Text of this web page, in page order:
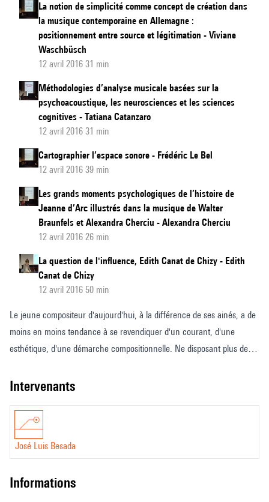
La notion de simplicité comme concept de création dans
la musique contemporaine en Allemagne :
positionnement entre source et légitimation - Viviane
Waschbüsch
12 avril 2016 31 min
Méthodologies d’analyse musicale basées sur la
psychoacoustique, les neurosciences et les sciences
cognitives - Tatiana Catanzaro
12 avril 2016 31 min
Cartographier l’espace sonore - Frédéric Le Bel
12 avril 2016 39 min
Les grands moments psychologiques de l’histoire de
Jeanne d’Arc illustrés dans la musique de Walter
Braunfels et Alexandra Cherciu - Alexandra Cherciu
12 avril 2016 26 min
La question de l'influence, Edith Canat de Chizy - Edith
Canat de Chizy
12 avril 2016 50 min
Le jeune compositeur d'aujourd'hui, à la différence de ses ainés, a de
moins en moins tendance à se revendiquer d'un courant, d'une
esthétique, d'une démarche compositionnelle. Ne disposant plus de
son propre vocabulaire musical et d'élaborer le matériau musical en
elle abordée ? Comment la forme est-elle élaborée et quel rôle peuvent
jouer les nouvelles technologies dans ce processus ? Cette séance
sera l'occasion d'évoquer les multiples approches de la création du
intervenants
José Luis Besada
informations